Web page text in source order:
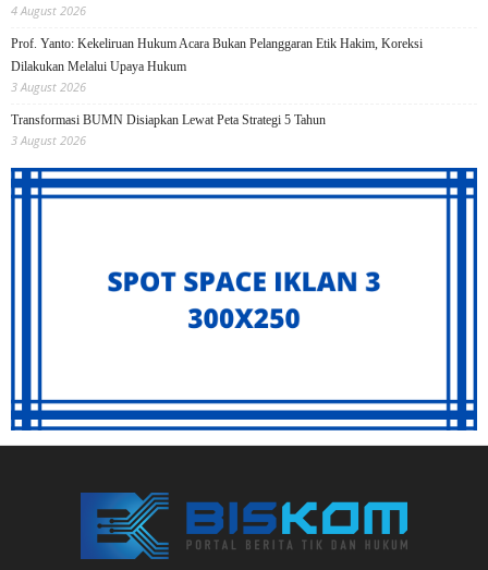
4 August 2026
Prof. Yanto: Kekeliruan Hukum Acara Bukan Pelanggaran Etik Hakim, Koreksi
Dilakukan Melalui Upaya Hukum
3 August 2026
Transformasi BUMN Disiapkan Lewat Peta Strategi 5 Tahun
3 August 2026